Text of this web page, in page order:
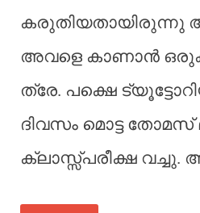
കരുതിയതായിരുന്നു
അവളെ കാണാൻ
ത്രേ. പക്ഷെ
ദിവസം മൊട്ട
ക്ലാസ്സ്‌പരീക്ഷ വച്ചു.